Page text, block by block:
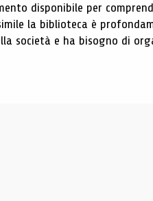
disponibile per
la biblioteca è
società e ha bisogno di